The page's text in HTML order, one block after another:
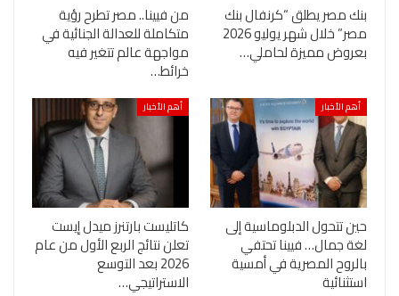
بنك مصر يطلق “كرنفال بنك
مصر” خلال شهر يوليو 2026
بعروض مميزة لحاملي…
من فيينا.. مصر تطرح رؤية
متكاملة للعدالة الجنائية في
مواجهة عالم تتغير فيه
خرائط…
أهم الأخبار
حين تتحول الدبلوماسية إلى
لغة جمال… فيينا تحتفي
بالروح المصرية في أمسية
استثنائية
أهم الأخبار
كاتليست بارتنرز ميدل إيست
تعلن نتائج الربع الأول من عام
2026 بعد التوسع
الاستراتيجي…